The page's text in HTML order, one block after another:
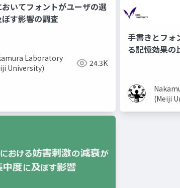
いてフォントがユーザの選
す影響の調査
Laboratory
University)
24.3K
手書きとフォ
る記憶効果の
(Meiji